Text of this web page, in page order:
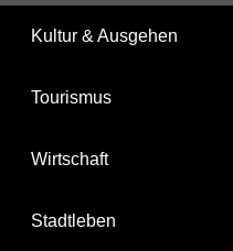
Kultur & Ausgehen
Tourismus
Wirtschaft
Stadtleben